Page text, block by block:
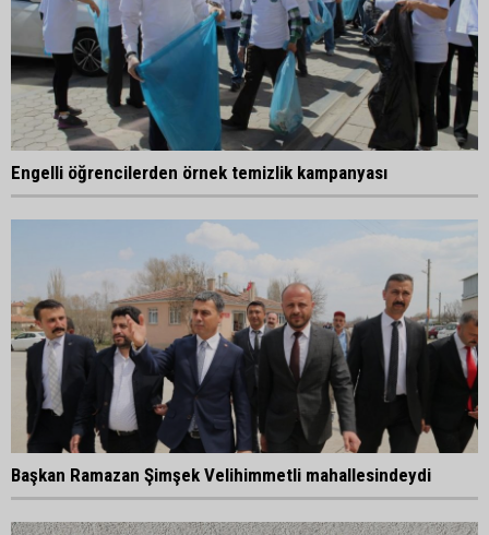
Engelli öğrencilerden örnek temizlik kampanyası
Başkan Ramazan Şimşek Velihimmetli mahallesindeydi